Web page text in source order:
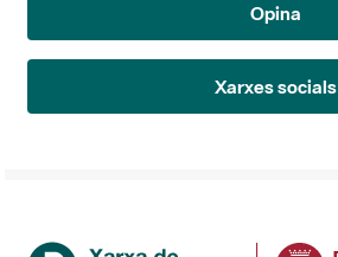
Opina
Xarxes socials